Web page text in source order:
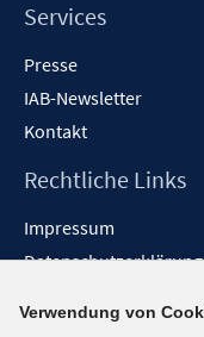
Services
Presse
IAB-Newsletter
Kontakt
Rechtliche Links
Impressum
Datenschutzerklärung
Barrieren melden
Verwendung von